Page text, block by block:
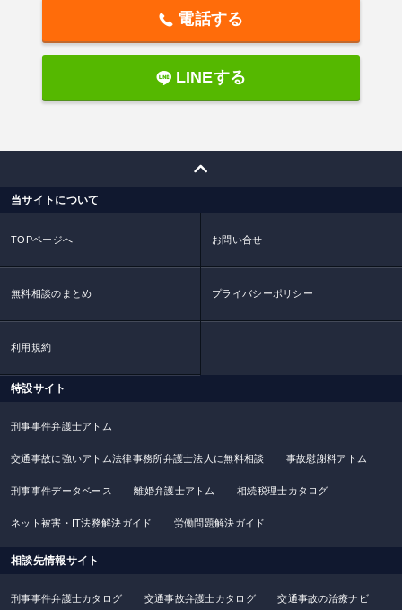
電話する
LINEする
当サイトについて
TOPページへ お問い合せ
無料相談のまとめ プライバシーポリシー
利用規約
特設サイト
刑事事件弁護士アトム
交通事故に強いアトム法律事務所弁護士法人に無料相談 事故慰謝料アトム
刑事事件データベース 離婚弁護士アトム 相続税理士カタログ
ネット被害・IT法務解決ガイド 労働問題解決ガイド
相談先情報サイト
刑事事件弁護士カタログ 交通事故弁護士カタログ 交通事故の治療ナビ